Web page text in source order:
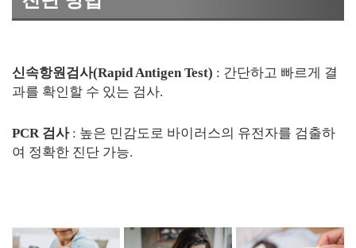
신속항원검사(Rapid Antigen Test) : 간단하고 빠르게 결
과를 확인할 수 있는 검사.
PCR 검사: 높은 민감도로 바이러스의 유전자를 검출하
여 정확한 진단 가능.